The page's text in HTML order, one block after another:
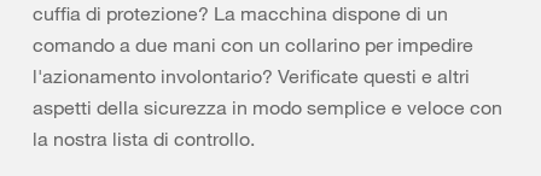
cuffia di protezione? La macchina dispone di un
comando a due mani con un collarino per impedire
l'azionamento involontario? Verificate questi e altri
aspetti della sicurezza in modo semplice e veloce con
la nostra lista di controllo.